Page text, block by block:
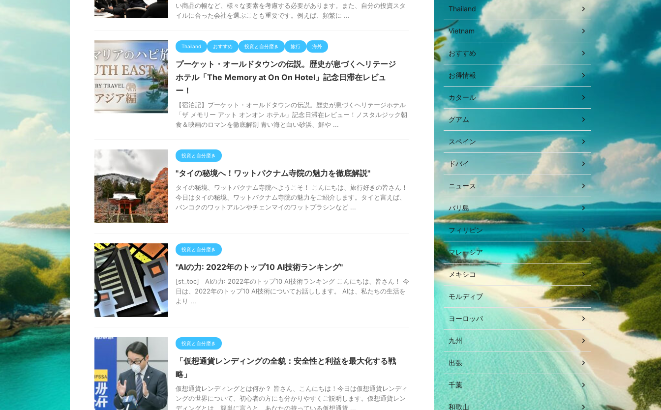
い商品の幅など、様々な要素を考慮する必要があります。また、自分の投資スタ
イルに合った会社を選ぶことも重要です。例えば、頻繁に ...
Thailand おすすめ 投資と自分磨き 旅行 海外
プーケット・オールドタウンの伝説。歴史が息づくヘリテージ
ホテル「The Memory at On On Hotel」記念日滞在レビュ
ー！
【宿泊記】プーケット・オールドタウンの伝説。歴史が息づくヘリテージホテル
「ザ メモリー アット オンオン ホテル」記念日滞在レビュー！ノスタルジック朝
食＆映画のロマンを徹底解剖 青い海と白い砂浜、鮮や ...
投資と自分磨き
"タイの秘境へ！ワットパクナム寺院の魅力を徹底解説"
タイの秘境、ワットパクナム寺院へようこそ！ こんにちは、旅行好きの皆さん！
今日はタイの秘境、ワットパクナム寺院の魅力をご紹介します。タイと言えば、
バンコクのワットアルンやチェンマイのワットプラシンなど ...
投資と自分磨き
"AIの力: 2022年のトップ10 AI技術ランキング"
[st_toc] AIの力: 2022年のトップ10 AI技術ランキング こんにちは、皆さん！ 今
日は、2022年のトップ10 AI技術についてお話しします。 AIは、私たちの生活を
より ...
投資と自分磨き
「仮想通貨レンディングの全貌：安全性と利益を最大化する戦
略」
仮想通貨レンディングとは何か？ 皆さん、こんにちは！今日は仮想通貨レンディ
ングの世界について、初心者の方にも分かりやすくご説明します。仮想通貨レン
ディングとは、簡単に言うと、あなたの持っている仮想通貨 ...
Thailand
Vietnam
おすすめ
お得情報
カタール
グアム
スペイン
ドバイ
ニュース
バリ島
フィリピン
マレーシア
メキシコ
モルディブ
ヨーロッパ
九州
出張
千葉
和歌山